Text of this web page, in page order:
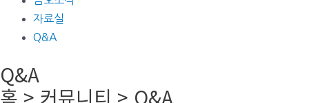
자료실
Q&A
Q&A
홈 > 커뮤니티 > Q&A